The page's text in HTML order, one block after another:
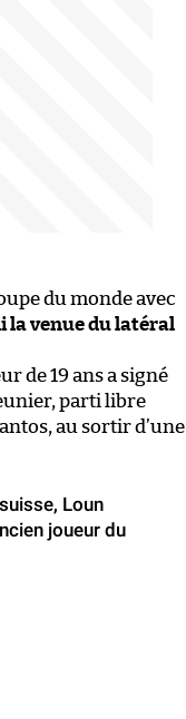
du monde avec
la venue du latéral
de 19 ans a signé
parti libre
au sortir d’une
Loun
joueur du